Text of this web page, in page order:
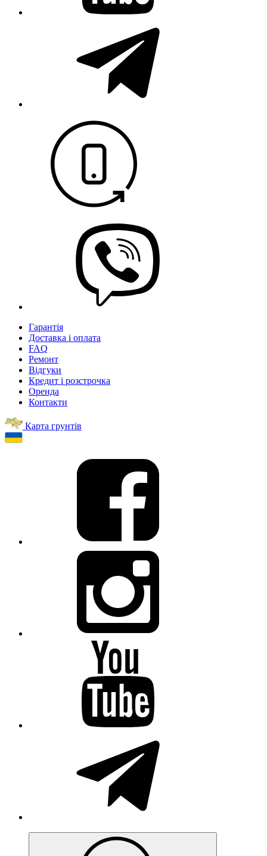
Гарантія
Доставка і оплата
FAQ
Ремонт
Відгуки
Кредит і розстрочка
Оренда
Контакти
Карта грунтів